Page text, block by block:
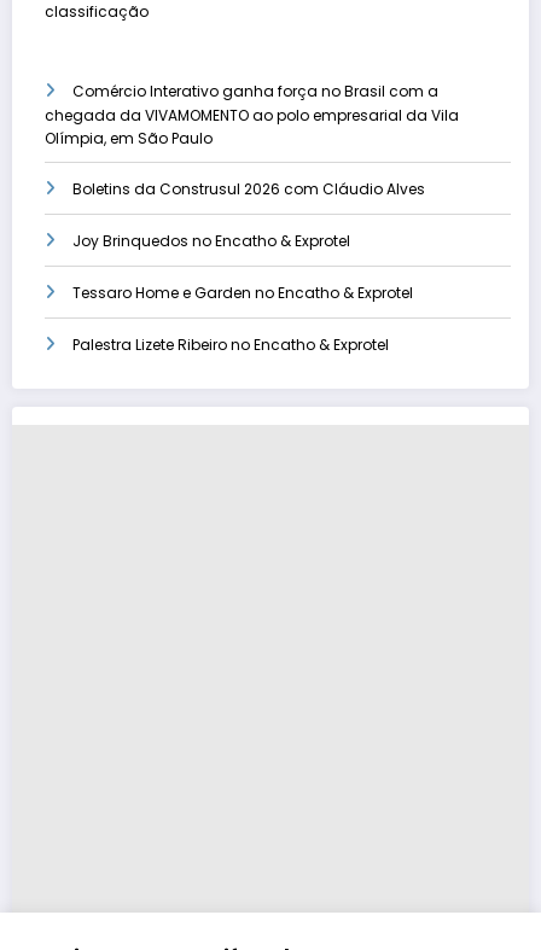
classificação
Comércio Interativo ganha força no Brasil com a
chegada da VIVAMOMENTO ao polo empresarial da Vila
Olímpia, em São Paulo
Boletins da Construsul 2026 com Cláudio Alves
Joy Brinquedos no Encatho & Exprotel
Tessaro Home e Garden no Encatho & Exprotel
Palestra Lizete Ribeiro no Encatho & Exprotel